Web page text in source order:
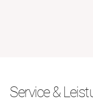
Service &